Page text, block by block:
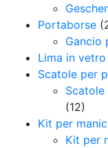
Portaborse
Gancio
Lima in
Scatole per
(12)
Kit per
Kit per